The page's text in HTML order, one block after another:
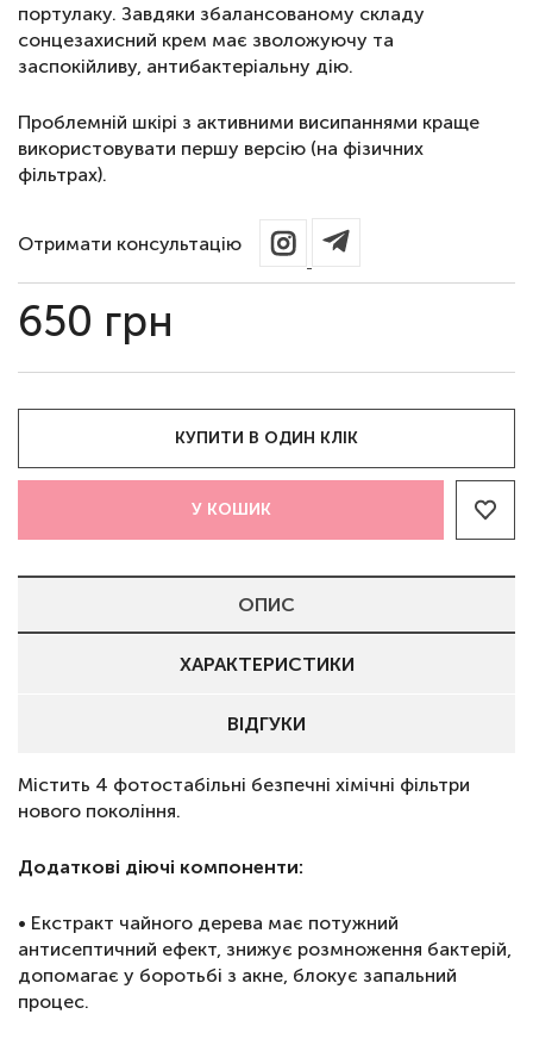
портулаку. Завдяки збалансованому складу
сонцезахисний крем має зволожуючу та
заспокійливу, антибактеріальну дію.
Проблемній шкірі з активними висипаннями краще
використовувати першу версію (на фізичних
фільтрах).
Отримати консультацію
650 грн
КУПИТИ В ОДИН КЛІК
У КОШИК
ОПИС
ХАРАКТЕРИСТИКИ
ВІДГУКИ
Містить 4 фотостабільні безпечні хімічні фільтри
нового покоління.
Додаткові діючі компоненти:
• Екстракт чайного дерева має потужний
антисептичний ефект, знижує розмноження бактерій,
допомагає у боротьбі з акне, блокує запальний
процес.